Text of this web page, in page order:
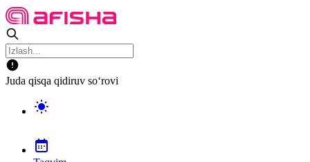
Juda qisqa qidiruv so‘rovi